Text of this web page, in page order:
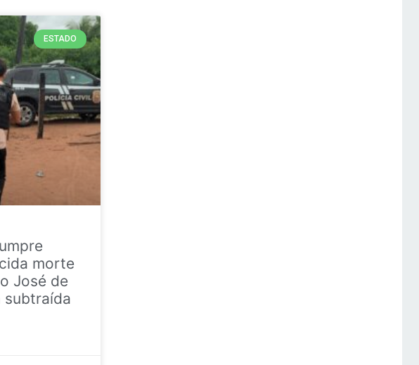
ESTADO
morte
José de
subtraída